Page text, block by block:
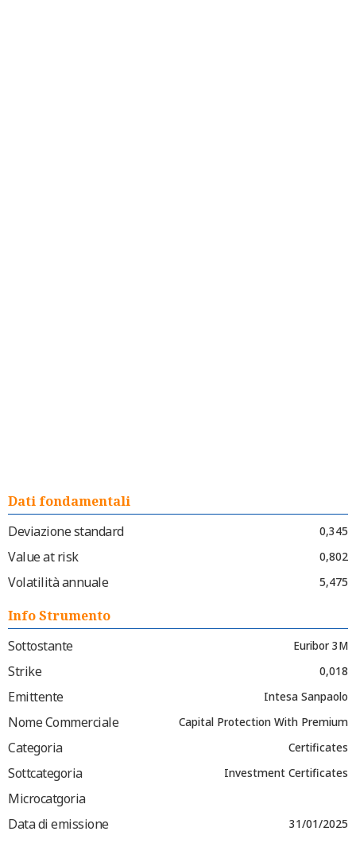
Dati fondamentali
Deviazione standard
0,345
Value at risk 0,802
Volatilità annuale 5,475
Info Strumento
Sottostante
Euribor 3M
Strike 0,018
Emittente Intesa Sanpaolo
Nome Commerciale Capital Protection With Premium
Categoria Certificates
Sottcategoria Investment Certificates
Microcatgoria
Data di emissione
31/01/2025